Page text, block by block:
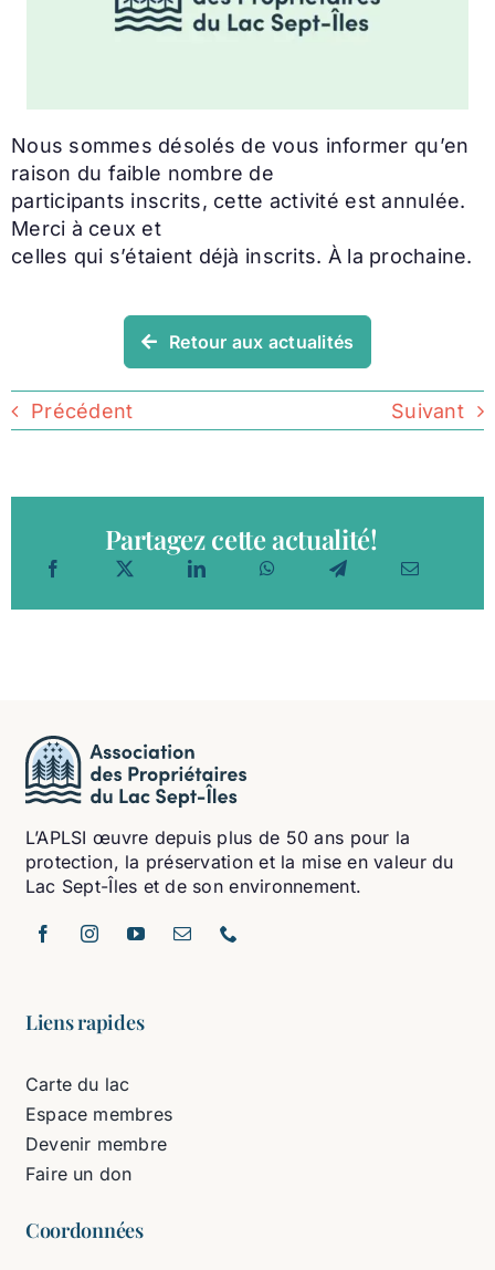
Nous sommes désolés de vous informer qu’en
raison du faible nombre de
participants inscrits, cette activité est annulée.
Merci à ceux et
celles qui s’étaient déjà inscrits. À la prochaine.
Retour aux actualités
Précédent Suivant
Partagez cette actualité!
L’APLSI œuvre depuis plus de 50 ans pour la
protection, la préservation et la mise en valeur du
Lac Sept-Îles et de son environnement.
Liens rapides
Carte du lac
Espace membres
Devenir membre
Faire un don
Coordonnées